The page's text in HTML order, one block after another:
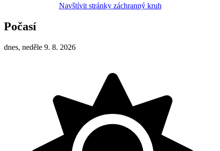
Navštívit stránky záchranný kruh
Počasí
dnes, neděle 9. 8. 2026